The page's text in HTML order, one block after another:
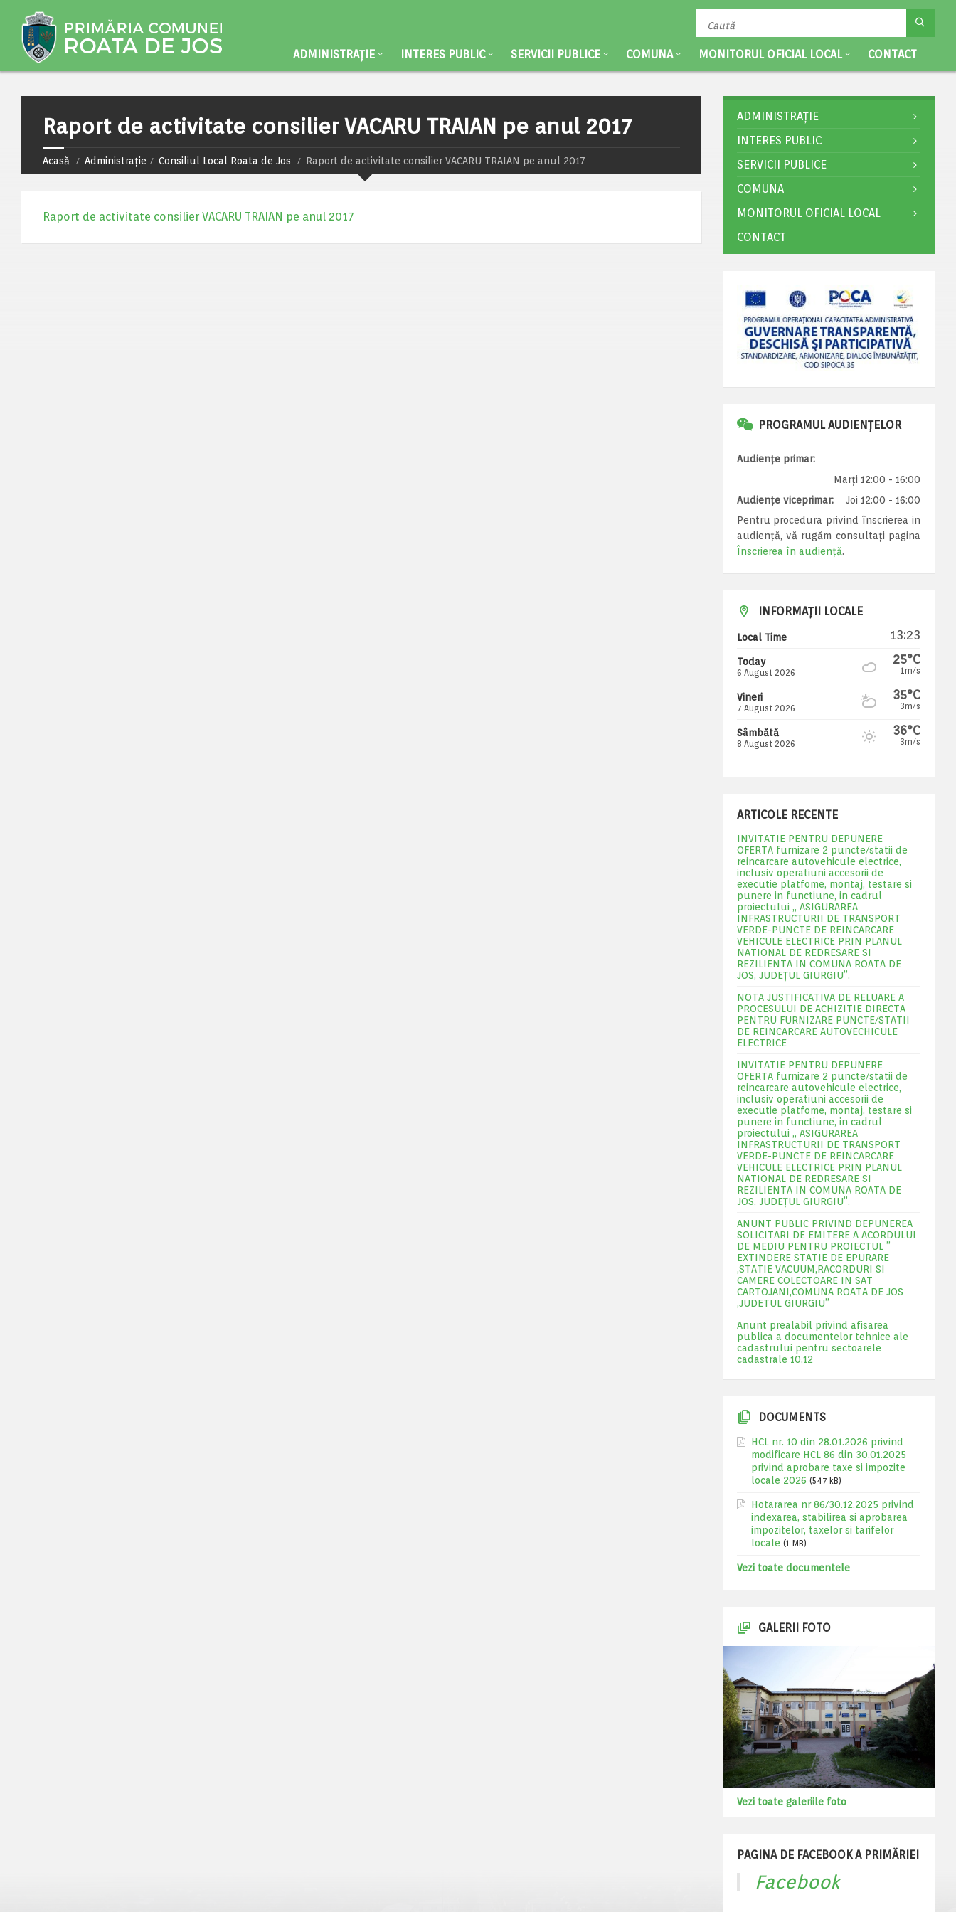
ADMINISTRAȚIE INTERES PUBLIC SERVICII PUBLICE COMUNA MONITORUL OFICIAL LOCAL CONTACT
Raport de activitate consilier VACARU TRAIAN pe anul 2017
Acasă Administrație Consiliul Local Roata de Jos Raport de activitate consilier VACARU TRAIAN pe anul 2017
Raport de activitate consilier VACARU TRAIAN pe anul 2017
ADMINISTRAȚIE
INTERES PUBLIC
SERVICII PUBLICE
COMUNA
MONITORUL OFICIAL LOCAL
CONTACT
PROGRAMUL AUDIENȚELOR
Audiențe primar:
Marți 12:00 - 16:00
Audiențe viceprimar:
Joi 12:00 - 16:00
Pentru procedura privind înscrierea in
audiență, vă rugăm consultați pagina
Înscrierea în audiență.
INFORMAȚII LOCALE
Local Time 13:23
Today
6 August 2026
25°C
1m/s
Vineri
7 August 2026
35°C
3m/s
Sâmbătă
8 August 2026
36°C
3m/s
ARTICOLE RECENTE
INVITATIE PENTRU DEPUNERE
OFERTA furnizare 2 puncte/statii de
reincarcare autovehicule electrice,
inclusiv operatiuni accesorii de
executie platfome, montaj, testare si
punere in functiune, in cadrul
proiectului „ ASIGURAREA
INFRASTRUCTURII DE TRANSPORT
VERDE-PUNCTE DE REINCARCARE
VEHICULE ELECTRICE PRIN PLANUL
NATIONAL DE REDRESARE SI
REZILIENTA IN COMUNA ROATA DE
JOS, JUDEŢUL GIURGIU”.
NOTA JUSTIFICATIVA DE RELUARE A
PROCESULUI DE ACHIZITIE DIRECTA
PENTRU FURNIZARE PUNCTE/STATII
DE REINCARCARE AUTOVECHICULE
ELECTRICE
INVITATIE PENTRU DEPUNERE
OFERTA furnizare 2 puncte/statii de
reincarcare autovehicule electrice,
inclusiv operatiuni accesorii de
executie platfome, montaj, testare si
punere in functiune, in cadrul
proiectului „ ASIGURAREA
INFRASTRUCTURII DE TRANSPORT
VERDE-PUNCTE DE REINCARCARE
VEHICULE ELECTRICE PRIN PLANUL
NATIONAL DE REDRESARE SI
REZILIENTA IN COMUNA ROATA DE
JOS, JUDEŢUL GIURGIU”.
ANUNT PUBLIC PRIVIND DEPUNEREA
SOLICITARI DE EMITERE A ACORDULUI
DE MEDIU PENTRU PROIECTUL ”
EXTINDERE STATIE DE EPURARE
,STATIE VACUUM,RACORDURI SI
CAMERE COLECTOARE IN SAT
CARTOJANI,COMUNA ROATA DE JOS
,JUDETUL GIURGIU”
Anunt prealabil privind afisarea
publica a documentelor tehnice ale
cadastrului pentru sectoarele
cadastrale 10,12
DOCUMENTS
HCL nr. 10 din 28.01.2026 privind
modificare HCL 86 din 30.01.2025
privind aprobare taxe si impozite
locale 2026 (547 kB)
Hotararea nr 86/30.12.2025 privind
indexarea, stabilirea si aprobarea
impozitelor, taxelor si tarifelor
locale (1 MB)
Vezi toate documentele
GALERII FOTO
Vezi toate galeriile foto
PAGINA DE FACEBOOK A PRIMĂRIEI
Facebook